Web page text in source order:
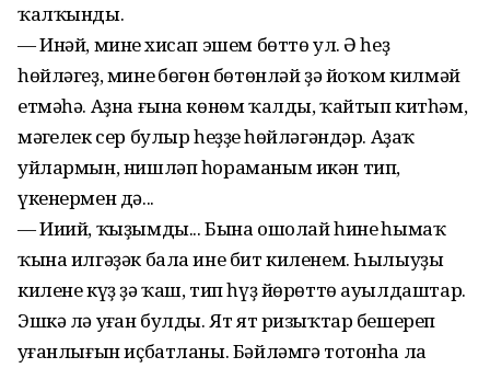
ҡалҡынды.
— Инәй, минең хисап эшем бөттө ул. Ә һеҙ
һөйләгеҙ, минең бөгөн бөтөнләй ҙә йоҡом килмәй
етмәһә. Аҙна ғына көнөм ҡалды, ҡайтып китһәм,
мәңгелек сер булыр һеҙҙең һөйләгәндәр. Аҙаҡ
уйлармын, нишләп һораманым икән тип,
үкенермен дә...
— Ииий, ҡыҙымды... Бына ошолай һинең һымаҡ
ҡына илгәҙәк бала ине бит киленем. Һылыуҙың
килене күҙ ҙә ҡаш, тип һүҙ йөрөттө ауылдаштар.
Эшкә лә уңған булды. Ят ят ризыҡтар бешереп
уңғанлығын иҫбатланы. Бәйләмгә тотонһа ла